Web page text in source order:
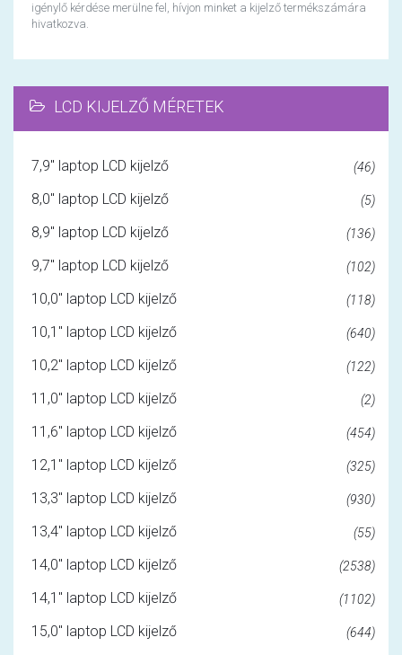
igénylő kérdése merülne fel, hívjon minket a kijelző termékszámára
hivatkozva.
LCD KIJELZŐ MÉRETEK
7,9" laptop LCD kijelző (46)
8,0" laptop LCD kijelző (5)
8,9" laptop LCD kijelző (136)
9,7" laptop LCD kijelző (102)
10,0" laptop LCD kijelző (118)
10,1" laptop LCD kijelző (640)
10,2" laptop LCD kijelző (122)
11,0" laptop LCD kijelző (2)
11,6" laptop LCD kijelző (454)
12,1" laptop LCD kijelző (325)
13,3" laptop LCD kijelző (930)
13,4" laptop LCD kijelző (55)
14,0" laptop LCD kijelző (2538)
14,1" laptop LCD kijelző (1102)
15,0" laptop LCD kijelző (644)